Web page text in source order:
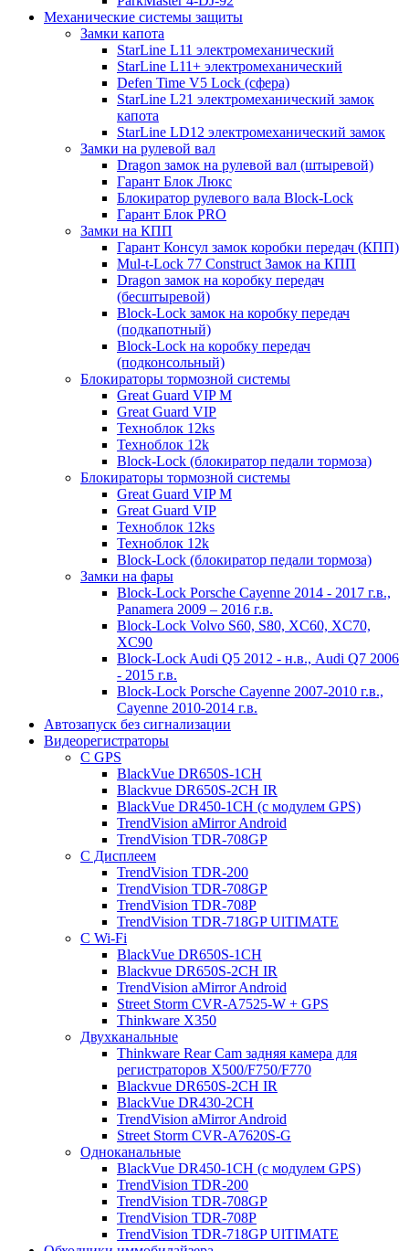
Механические системы защиты
Замки капота
StarLine L11 электромеханический
StarLine L11+ электромеханический
Defen Time V5 Lock (сфера)
StarLine L21 электромеханический замок
капота
StarLine LD12 электромеханический замок
Замки на рулевой вал
Dragon замок на рулевой вал (штыревой)
Гарант Блок Люкс
Блокиратор рулевого вала Block-Lock
Гарант Блок PRO
Замки на КПП
Гарант Консул замок коробки передач (КПП)
Mul-t-Lock 77 Construct Замок на КПП
Dragon замок на коробку передач
(бесштыревой)
Block-Lock замок на коробку передач
(подкапотный)
Block-Lock на коробку передач
(подконсольный)
Блокираторы тормозной системы
Great Guard VIP M
Great Guard VIP
Техноблок 12ks
Техноблок 12k
Block-Lock (блокиратор педали тормоза)
Блокираторы тормозной системы
Great Guard VIP M
Great Guard VIP
Техноблок 12ks
Техноблок 12k
Block-Lock (блокиратор педали тормоза)
Замки на фары
Block-Lock Porsche Cayenne 2014 - 2017 г.в.,
Panamera 2009 – 2016 г.в.
Block-Lock Volvo S60, S80, XC60, XC70,
XC90
Block-Lock Audi Q5 2012 - н.в., Audi Q7 2006
- 2015 г.в.
Block-Lock Porsche Cayenne 2007-2010 г.в.,
Cayenne 2010-2014 г.в.
Автозапуск без сигнализации
Видеорегистраторы
С GPS
BlackVue DR650S-1CH
Blackvue DR650S-2CH IR
BlackVue DR450-1CH (с модулем GPS)
TrendVision aMirror Android
TrendVision TDR-708GP
С Дисплеем
TrendVision TDR-200
TrendVision TDR-708GP
TrendVision TDR-708P
TrendVision TDR-718GP UlTIMATE
С Wi-Fi
BlackVue DR650S-1CH
Blackvue DR650S-2CH IR
TrendVision aMirror Android
Street Storm CVR-A7525-W + GPS
Thinkware X350
Двухканальные
Thinkware Rear Cam задняя камера для
регистраторов X500/F750/F770
Blackvue DR650S-2CH IR
BlackVue DR430-2CH
TrendVision aMirror Android
Street Storm CVR-A7620S-G
Одноканальные
BlackVue DR450-1CH (с модулем GPS)
TrendVision TDR-200
TrendVision TDR-708GP
TrendVision TDR-708P
TrendVision TDR-718GP UlTIMATE